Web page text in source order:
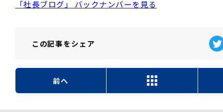
「社長ブログ」 バックナンバーを見る
この記事をシェア
前へ